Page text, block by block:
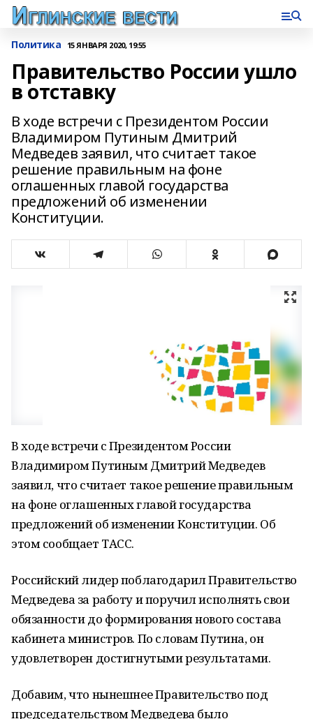
Политика 15 ЯНВАРЯ 2020, 19:55
Правительство России ушло
в отставку
В ходе встречи с Президентом России
Владимиром Путиным Дмитрий
Медведев заявил, что считает такое
решение правильным на фоне
оглашенных главой государства
предложений об изменении
Конституции.
В ходе встречи с Президентом России
Владимиром Путиным Дмитрий Медведев
заявил, что считает такое решение правильным
на фоне оглашенных главой государства
предложений об изменении Конституции. Об
этом сообщает ТАСС.
Российский лидер поблагодарил Правительство
Медведева за работу и поручил исполнять свои
обязанности до формирования нового состава
кабинета министров. По словам Путина, он
удовлетворен достигнутыми результатами.
Добавим, что нынешнее Правительство под
председательством Медведева было